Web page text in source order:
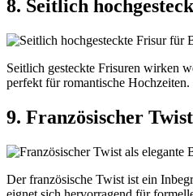
8. Seitlich
Seitlich gesteckte Frisuren wirken
perfekt für romantische Hochzeiten.
9. Französischer Twist
Der französische Twist ist ein